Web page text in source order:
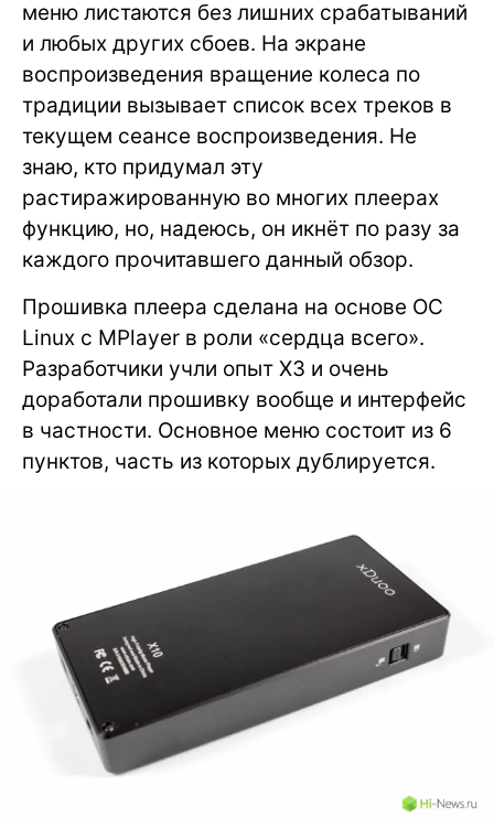
меню листаются без лишних срабатываний
и любых других сбоев. На экране
воспроизведения вращение колеса по
традиции вызывает список всех треков в
текущем сеансе воспроизведения. Не
знаю, кто придумал эту
растиражированную во многих плеерах
функцию, но, надеюсь, он икнёт по разу за
каждого прочитавшего данный обзор.
Прошивка плеера сделана на основе ОС
Linux с MPlayer в роли «сердца всего».
Разработчики учли опыт X3 и очень
доработали прошивку вообще и интерфейс
в частности. Основное меню состоит из 6
пунктов, часть из которых дублируется.